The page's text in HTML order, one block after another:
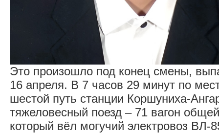
Это произошло под конец смены,
16 апреля. В 7 часов 29 минут по
шестой путь станции Коршуниха-
тяжеловесный поезд – 71 вагон
который вёл могучий электровоз ВЛ-